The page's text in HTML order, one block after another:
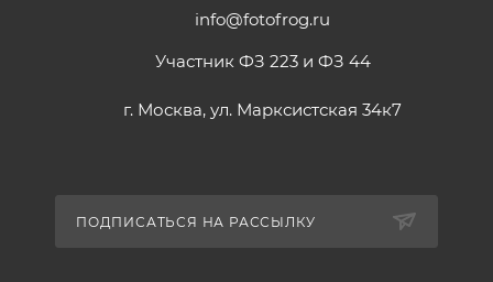
info@fotofrog.ru
Участник ФЗ 223 и ФЗ 44
г. Москва, ул. Марксистская 34к7
ПОДПИСАТЬСЯ НА РАССЫЛКУ